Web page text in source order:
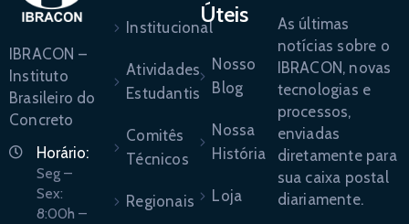
IBRACON –
Instituto
Brasileiro do
Concreto
Horário:
Seg –
Sex:
8:00h –
Institucional
Atividades
Estudantis
Comitês
Técnicos
Regionais
Úteis
Nosso
Blog
Nossa
História
Loja
As últimas
notícias sobre o
IBRACON, novas
tecnologias e
processos,
enviadas
diretamente para
sua caixa postal
diariamente.